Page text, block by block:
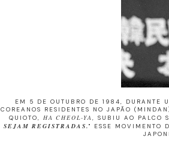
EM 5 DE OUTUBRO DE 1984, DURANTE
COREANOS RESIDENTES NO JAPÃO
QUIOTO, HA CHEOL-YA, SUBIU AO PALCO
SEJAM REGISTRADAS." ESSE MOVIMENTO